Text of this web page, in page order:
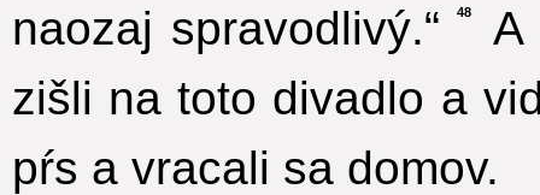
naozaj spravodlivý.“
48
A
zišli na toto divadlo a
pŕs a vracali sa domov.